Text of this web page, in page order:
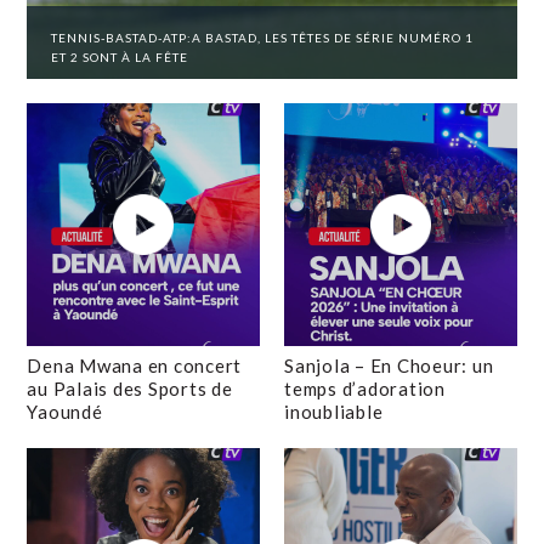
TENNIS-BASTAD-ATP:A BASTAD, LES TÊTES DE SÉRIE NUMÉRO 1
ET 2 SONT À LA FÊTE
Dena Mwana en concert
au Palais des Sports de
Yaoundé
Sanjola – En Choeur: un
temps d’adoration
inoubliable